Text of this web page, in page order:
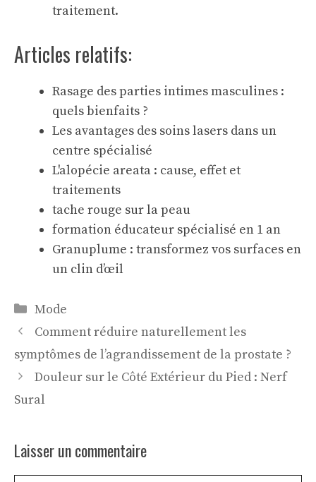
traitement.
Articles relatifs:
Rasage des parties intimes masculines :
quels bienfaits ?
Les avantages des soins lasers dans un
centre spécialisé
L'alopécie areata : cause, effet et
traitements
tache rouge sur la peau
formation éducateur spécialisé en 1 an
Granuplume : transformez vos surfaces en
un clin d’œil
Catégories
Mode
Comment réduire naturellement les
symptômes de l’agrandissement de la prostate ?
Douleur sur le Côté Extérieur du Pied : Nerf
Sural
Laisser un commentaire